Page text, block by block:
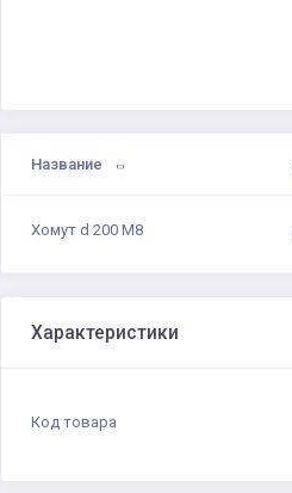
Название
Хомут d 200 М8
Характеристики
Код товара